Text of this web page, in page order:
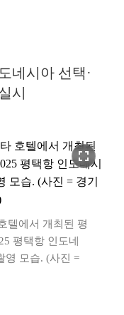
네시아 선택·
시
fullscreen
텔에서 개최된 평
평택항 인도네
영 모습. (사진 =